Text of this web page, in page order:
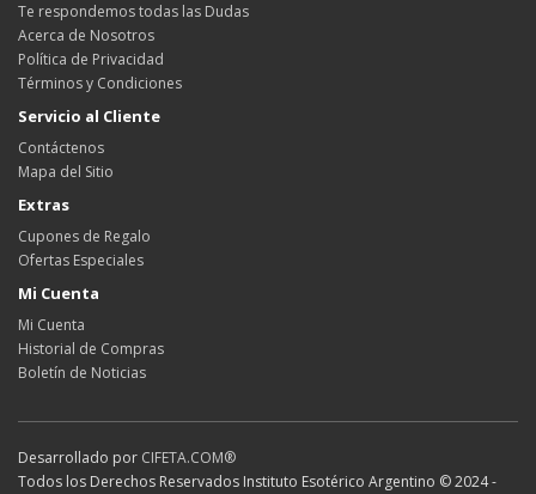
Te respondemos todas las Dudas
Acerca de Nosotros
Política de Privacidad
Términos y Condiciones
Servicio al Cliente
Contáctenos
Mapa del Sitio
Extras
Cupones de Regalo
Ofertas Especiales
Mi Cuenta
Mi Cuenta
Historial de Compras
Boletín de Noticias
Desarrollado por CIFETA.COM®
Todos los Derechos Reservados Instituto Esotérico Argentino © 2024 -